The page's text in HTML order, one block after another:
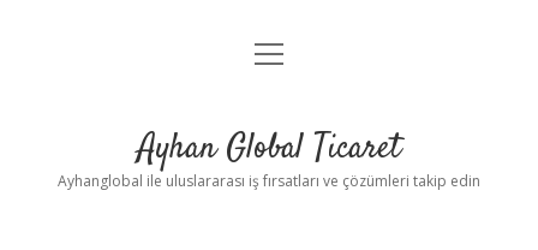
Anasayfa
Yasal Uyarı
menüyü
Ayhan Global Ticaret
Ayhanglobal ile uluslararası iş fırsatları ve çözümleri takip edin